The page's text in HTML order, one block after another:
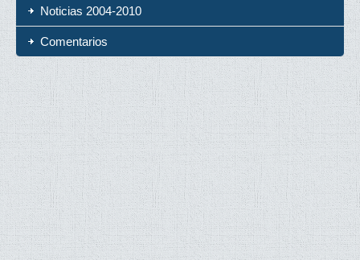
Noticias 2004-2010
Comentarios